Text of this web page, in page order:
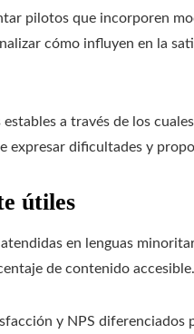
pilotos que incorporen
cómo influyen en la
estables a través de los
expresar dificultades y
útiles
en lenguas
de contenido accesible.
y NPS diferenciados